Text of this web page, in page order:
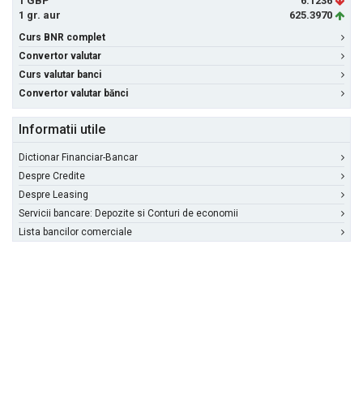
1 gr. aur
625.3970
Curs BNR complet
Convertor valutar
Curs valutar banci
Convertor valutar bănci
Informatii utile
Dictionar Financiar-Bancar
Despre Credite
Despre Leasing
Servicii bancare: Depozite si Conturi de economii
Lista bancilor comerciale